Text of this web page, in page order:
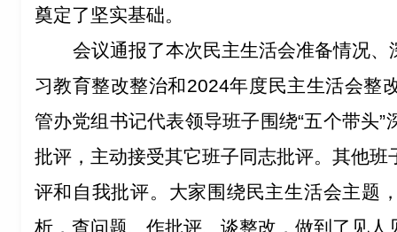
奠定了坚实基础。
会议通报了本次民主生活会准备情况
习教育整改整治和2024年度民主生活会整
管办党组书记代表领导班子围绕“五个带头
批评，主动接受其它班子同志批评。其他
评和自我批评。 大家围绕民主生活会主题
析，查问题、作批评、谈整改，做到了见